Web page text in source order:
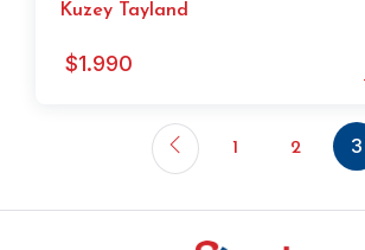
Kuzey Tayland
$1.990
1 2 3